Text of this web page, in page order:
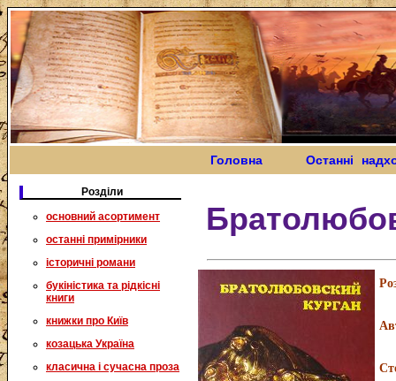
Головна Останні
Розділи
основний асортимент
останні примірники
історичні романи
букіністика та рідкісні
книги
книжки про Київ
козацька Україна
класична і сучасна проза